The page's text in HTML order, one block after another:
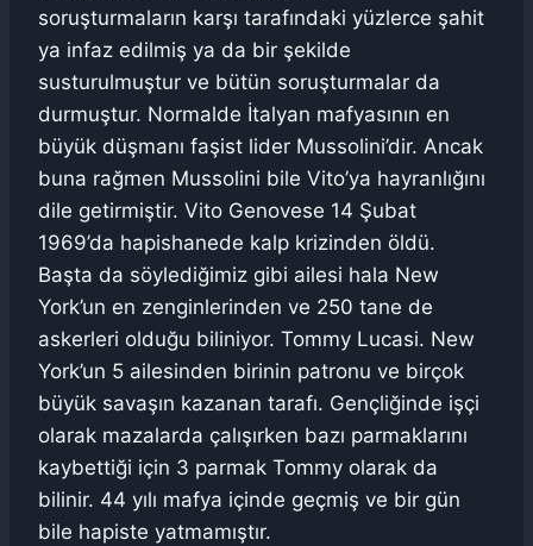
soruşturmaların karşı tarafındaki yüzlerce şahit
ya infaz edilmiş ya da bir şekilde
susturulmuştur ve bütün soruşturmalar da
durmuştur. Normalde İtalyan mafyasının en
büyük düşmanı faşist lider Mussolini’dir. Ancak
buna rağmen Mussolini bile Vito’ya hayranlığını
dile getirmiştir. Vito Genovese 14 Şubat
1969’da hapishanede kalp krizinden öldü.
Başta da söylediğimiz gibi ailesi hala New
York’un en zenginlerinden ve 250 tane de
askerleri olduğu biliniyor. Tommy Lucasi. New
York’un 5 ailesinden birinin patronu ve birçok
büyük savaşın kazanan tarafı. Gençliğinde işçi
olarak mazalarda çalışırken bazı parmaklarını
kaybettiği için 3 parmak Tommy olarak da
bilinir. 44 yılı mafya içinde geçmiş ve bir gün
bile hapiste yatmamıştır.